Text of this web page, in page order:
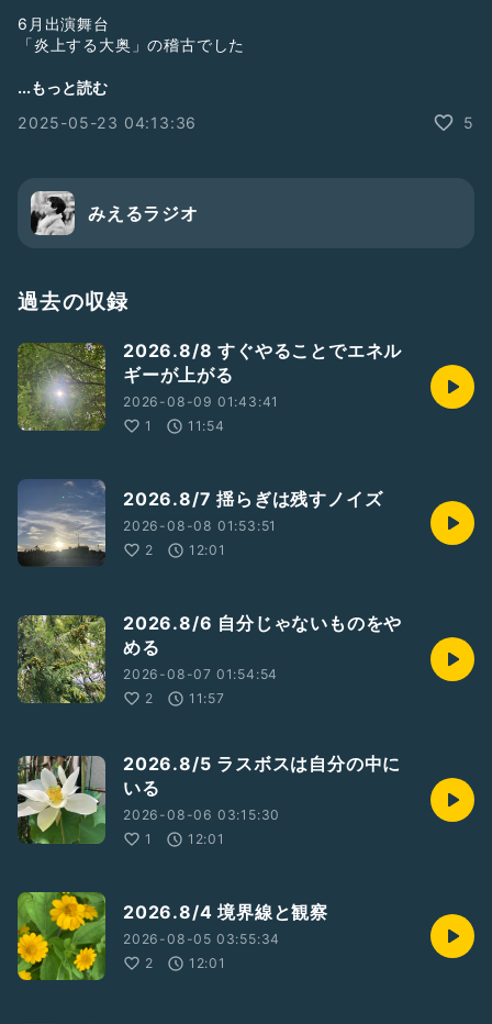
6月出演舞台
「炎上する大奥」の稽古でした
誰かになる
俳優をやっていると
自分じゃないなにか
になるから
新しい世界に住める感覚
出演日時 Cチーム
①6月5日（木）16:00
③6月8日（日）15:00
予約
https://ticket.corich.jp/apply/370421/014/
#俳優
#舞台
#朗読劇
#となりのパンダs
...もっと読む
2025-05-23 04:13:36
5
みえるラジオ
過去の収録
2026.8/8 すぐやることでエネル
ギーが上がる
2026-08-09 01:43:41
1
11:54
2026.8/7 揺らぎは残すノイズ
2026-08-08 01:53:51
2
12:01
2026.8/6 自分じゃないものをや
める
2026-08-07 01:54:54
2
11:57
2026.8/5 ラスボスは自分の中に
いる
2026-08-06 03:15:30
1
12:01
2026.8/4 境界線と観察
2026-08-05 03:55:34
2
12:01